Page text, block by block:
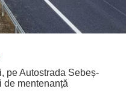
pe Autostrada Sebeș-
de mentenanță